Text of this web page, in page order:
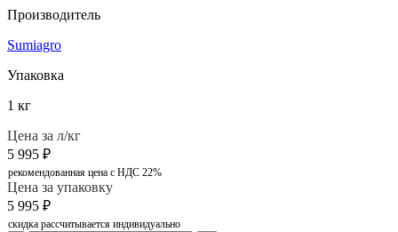
Производитель
Sumiagro
Упаковка
1 кг
Цена за л/кг
5 995 ₽
рекомендованная цена с НДС 22%
Цена за упаковку
5 995 ₽
скидка рассчитывается индивидуально